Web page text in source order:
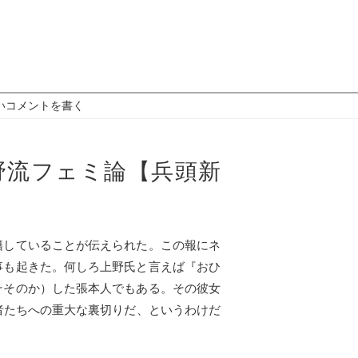
コメントを書く
フェミ論【兵頭新
ていることが伝えられた。この報にネ
起きた。何しろ上野氏と言えば『おひ
のか）した張本人でもある。その彼女
ちへの重大な裏切りだ、というわけだ